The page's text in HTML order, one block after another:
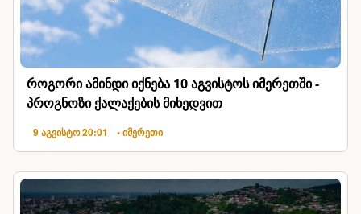
როგორი ამინდი იქნება 10 აგვისტოს იმერეთში -
პროგნოზი ქალაქების მიხედვით
9 აგვისტო 20:01 • იმერეთი